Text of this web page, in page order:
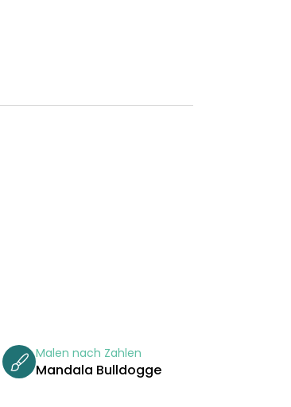
Malen nach Zahlen
Mandala Bulldogge